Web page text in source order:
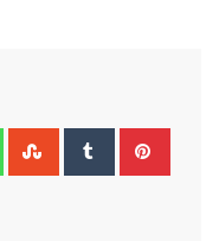
WhatsappStumbleUpon
Tumblr